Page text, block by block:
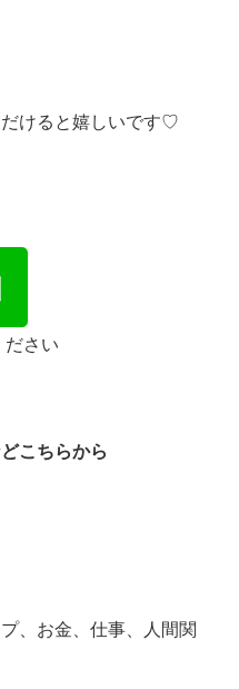
けると嬉しいです♡
ださい
こちらから
、お金、仕事、人間関